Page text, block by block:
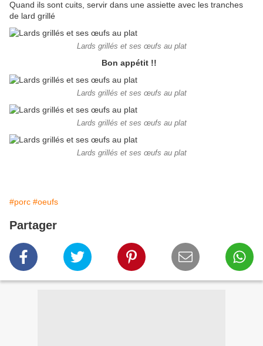
Quand ils sont cuits, servir dans une assiette avec les tranches
de lard grillé
Lards grillés et ses œufs au plat
Bon appétit !!
Lards grillés et ses œufs au plat
Lards grillés et ses œufs au plat
Lards grillés et ses œufs au plat
#porc #oeufs
Partager